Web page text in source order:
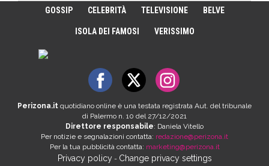
GOSSIP CELEBRITÀ TELEVISIONE BELVE
ISOLA DEI FAMOSI VERISSIMO
Perizona.it quotidiano online è una testata registrata Aut. del tribunale
di Palermo n. 10 del 27/12/2021
Direttore responsabile: Daniela Vitello
Per notizie e segnalazioni contatta: redazione@perizona.it
Per la tua pubblicità contatta: marketing@perizona.it
Privacy policy- Change privacy settings